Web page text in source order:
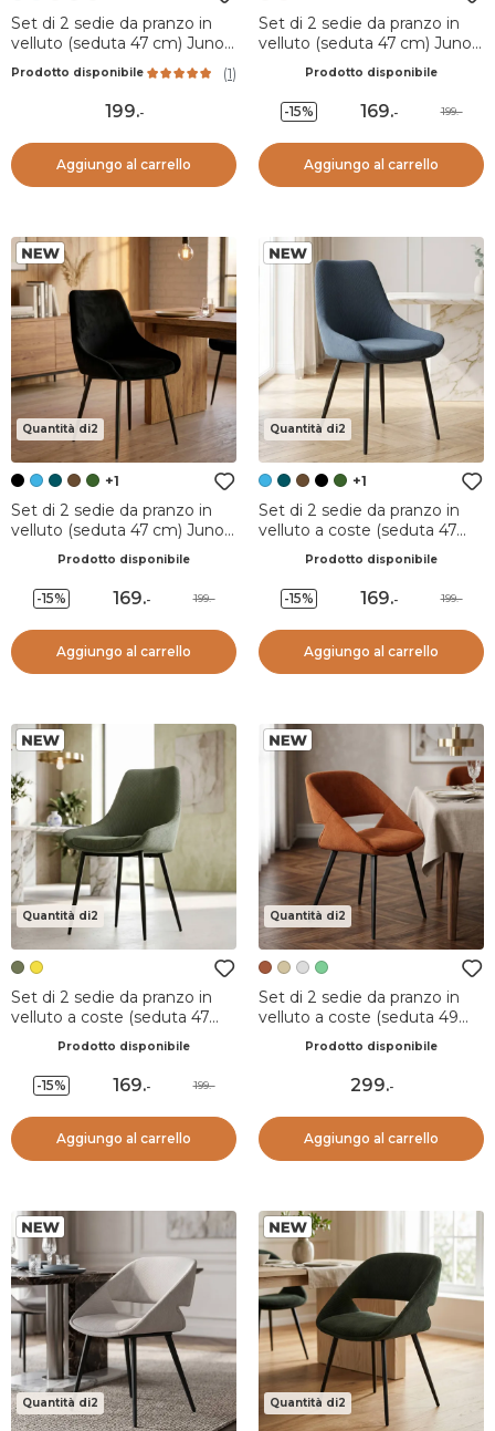
Set di 2 sedie da pranzo in
velluto (seduta 47 cm) Juno
Prodotto disponibile (1)
199.-
Aggiungo al carrello
Set di 2 sedie da pranzo in
velluto (seduta 47 cm) Juno
Prodotto disponibile
-15% 169.- 199.-
Aggiungo al carrello
Quantità di2
+1
Set di 2 sedie da pranzo in
velluto (seduta 47 cm) Juno
Prodotto disponibile
-15% 169.- 199.-
Aggiungo al carrello
Quantità di2
+1
Set di 2 sedie da pranzo in
velluto a coste (seduta 47
Prodotto disponibile
-15% 169.- 199.-
Aggiungo al carrello
Quantità di2
Set di 2 sedie da pranzo in
velluto a coste (seduta 47
Prodotto disponibile
-15% 169.- 199.-
Aggiungo al carrello
Quantità di2
Set di 2 sedie da pranzo in
velluto a coste (seduta 49
Prodotto disponibile
299.-
Aggiungo al carrello
Quantità di2 Quantità di2